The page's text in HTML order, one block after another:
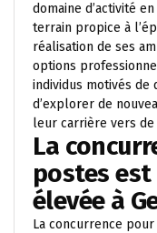
domaine d’activité
terrain propice à
réalisation de ses
options
individus motivés
d’explorer de
leur carrière vers de
La
postes
élevée à
La concurrence